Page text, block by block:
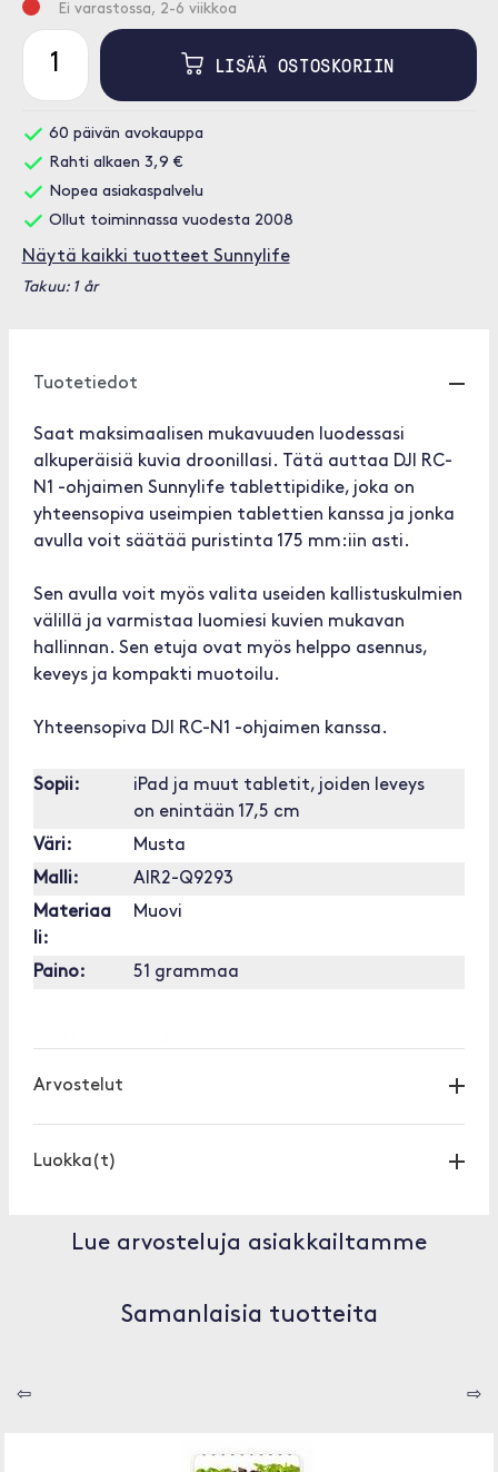
Ei varastossa, 2-6 viikkoa
LISÄÄ OSTOSKORIIN
60 päivän avokauppa
Rahti alkaen 3,9 €
Nopea asiakaspalvelu
Ollut toiminnassa vuodesta 2008
Näytä kaikki tuotteet Sunnylife
Takuu: 1 år
Tuotetiedot
Saat maksimaalisen mukavuuden luodessasi
alkuperäisiä kuvia droonillasi. Tätä auttaa DJI RC-
N1 -ohjaimen Sunnylife tablettipidike, joka on
yhteensopiva useimpien tablettien kanssa ja jonka
avulla voit säätää puristinta 175 mm:iin asti.
Sen avulla voit myös valita useiden kallistuskulmien
välillä ja varmistaa luomiesi kuvien mukavan
hallinnan. Sen etuja ovat myös helppo asennus,
keveys ja kompakti muotoilu.
Yhteensopiva DJI RC-N1 -ohjaimen kanssa.
Sopii:
iPad ja muut tabletit, joiden leveys
on enintään 17,5 cm
Väri:
Musta
Malli:
AIR2-Q9293
Materiaa
li:
Muovi
Paino: 51 grammaa
Arvostelut
Luokka(t)
Lue arvosteluja asiakkailtamme
Samanlaisia tuotteita
⇦ ⇨